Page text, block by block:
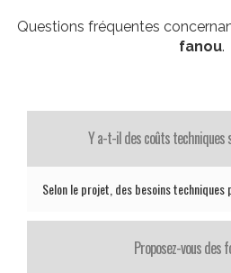
Questions fréquentes
fanou.
Y a-t-il des coûts techniques
Selon le projet, des besoins
Proposez-vous des